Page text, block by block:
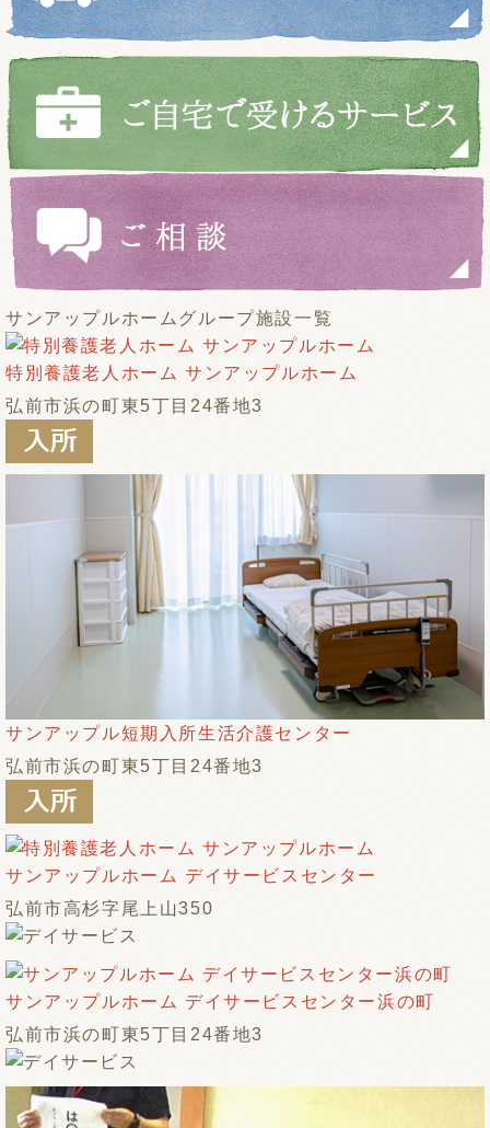
サンアップルホームグループ施設一覧
特別養護老人ホーム サンアップルホーム
弘前市浜の町東5丁目24番地3
サンアップル短期入所生活介護センター
弘前市浜の町東5丁目24番地3
サンアップルホーム デイサービスセンター
弘前市高杉字尾上山350
サンアップルホーム デイサービスセンター浜の町
弘前市浜の町東5丁目24番地3